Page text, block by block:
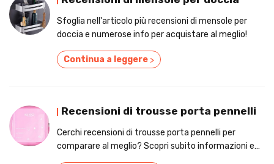
Sfoglia nell'articolo più recensioni di mensole per
doccia e numerose info per acquistare al meglio!
Continua a leggere >
Recensioni di trousse porta pennelli
Cerchi recensioni di trousse porta pennelli per
comparare al meglio? Scopri subito informazioni e